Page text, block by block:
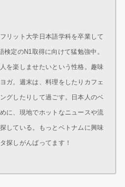
リット大学日本語学科を卒業して
定のN1取得に向けて猛勉強中。
を楽しませたいという性格。趣味
ガ。週末は、料理をしたりカフェ
グしたりして過ごす。日本人のベ
に、現地でホットなニュースや流
している。もっとベトナムに興味
探しがんばってます！